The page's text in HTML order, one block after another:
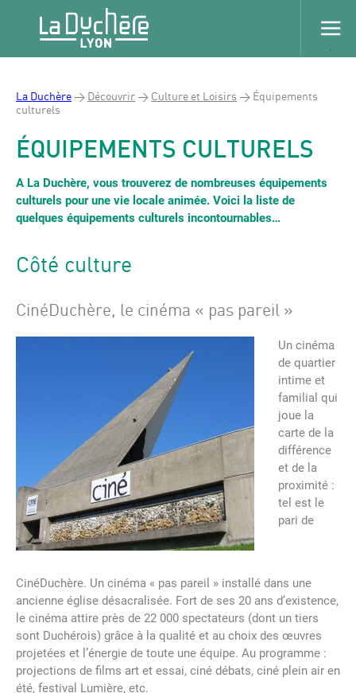
La Duchère> Découvrir> Culture et Loisirs > Équipements
culturels
ÉQUIPEMENTS CULTURELS
A La Duchère, vous trouverez de nombreuses équipements
culturels pour une vie locale animée. Voici la liste de
quelques équipements culturels incontournables…
Côté culture
CinéDuchère, le cinéma « pas pareil »
Un cinéma
de quartier
intime et
familial qui
joue la
carte de la
différence
et de la
proximité :
tel est le
pari de
CinéDuchère. Un cinéma « pas pareil » installé dans une
ancienne église désacralisée. Fort de ses 20 ans d’existence,
le cinéma attire près de 22 000 spectateurs (dont un tiers
sont Duchérois) grâce à la qualité et au choix des œuvres
projetées et l’énergie de toute une équipe. Au programme :
projections de films art et essai, ciné débats, ciné plein air en
été, festival Lumière, etc.